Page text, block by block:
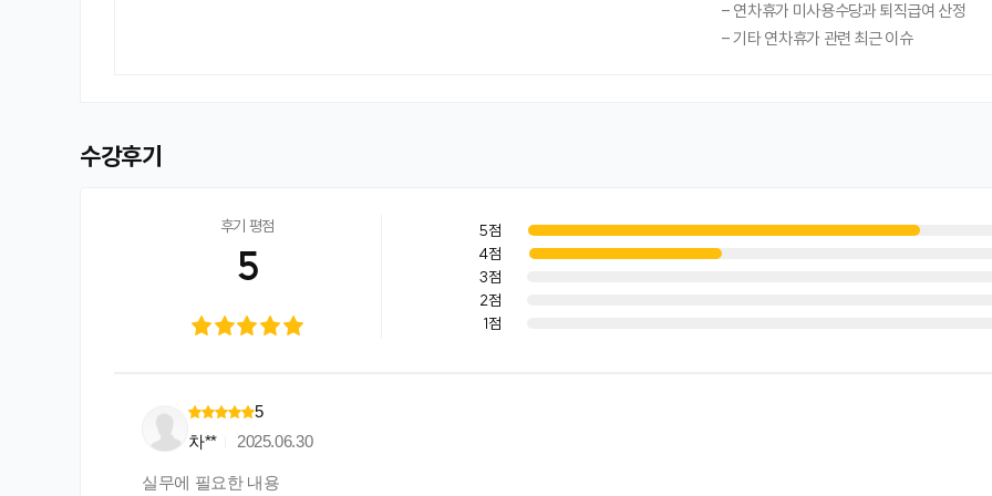
- 연차휴가 미사용수당과 퇴직급여 산정
- 기타 연차휴가 관련 최근 이슈
수강후기
후기 평점
5
5점
4점
3점
2점
1점
5
차**
2025.06.30
실무에 필요한 내용